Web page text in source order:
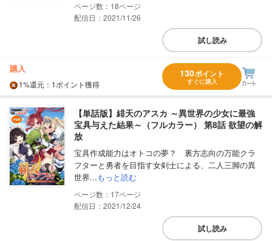
18
配信日：2021/11/26
試し読み
購入
1%還元 ：1ポイント獲得
130ポイント
すぐに購入
【単話版】緋天のアスカ ～異世界の少女に最強
宝具与えた結果～（フルカラー） 第8話 欲望の解
放
宝具作成能力はオトコの夢？ 裏方志向の万能クラ
フターと勇者を目指す女剣士による、二人三脚の異
世界...もっと読む
17
配信日：2021/12/24
試し読み